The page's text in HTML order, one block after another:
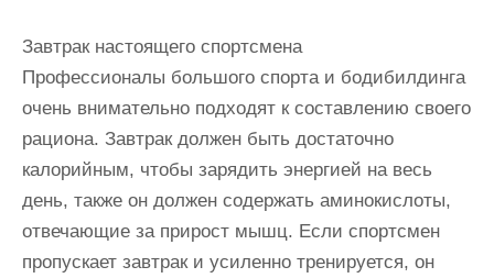
Завтрак настоящего спортсмена
Профессионалы большого спорта и бодибилдинга
очень внимательно подходят к составлению своего
рациона. Завтрак должен быть достаточно
калорийным, чтобы зарядить энергией на весь
день, также он должен содержать аминокислоты,
отвечающие за прирост мышц. Если спортсмен
пропускает завтрак и усиленно тренируется, он